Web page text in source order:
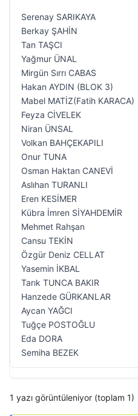
Serenay SARIKAYA
Berkay ŞAHİN
Tan TAŞCI
Yağmur ÜNAL
Mirgün Sırrı CABAS
Hakan AYDIN (BLOK 3)
Mabel MATİZ(Fatih KARACA)
Feyza CİVELEK
Niran ÜNSAL
Volkan BAHÇEKAPILI
Onur TUNA
Osman Haktan CANEVİ
Aslıhan TURANLI
Eren KESİMER
Kübra İmren SİYAHDEMİR
Mehmet Rahşan
Cansu TEKİN
Özgür Deniz CELLAT
Yasemin İKBAL
Tarık TUNCA BAKIR
Hanzede GÜRKANLAR
Aycan YAĞCI
Tuğçe POSTOĞLU
Eda DORA
Semiha BEZEK
1 yazı görüntüleniyor (toplam 1)